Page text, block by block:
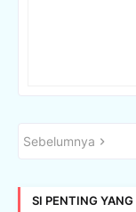
Sebelumnya
SI PENTING